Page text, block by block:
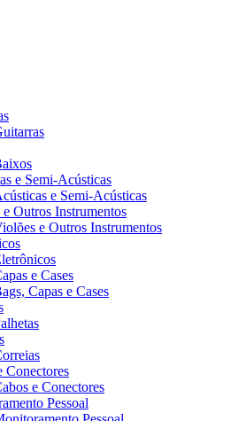
e Semi-Acústicas
e Semi-Acústicas
Outros Instrumentos
e Outros Instrumentos
e Cases
Capas e Cases
Conectores
e Conectores
Pessoal